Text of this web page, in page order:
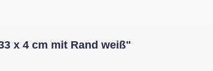
x 4 cm mit Rand weiß"